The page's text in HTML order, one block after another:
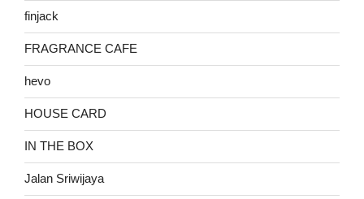
finjack
FRAGRANCE CAFE
hevo
HOUSE CARD
IN THE BOX
Jalan Sriwijaya